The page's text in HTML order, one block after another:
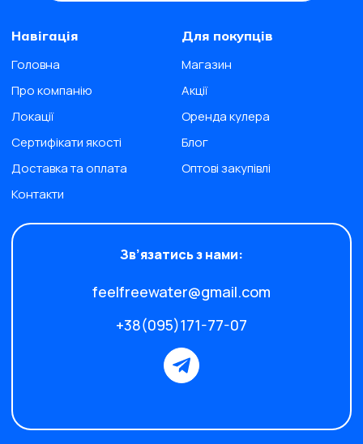
Навігація
Головна
Про компанію
Локації
Сертифікати якості
Доставка та оплата
Контакти
Для покупців
Магазин
Акції
Оренда кулера
Блог
Оптові закупівлі
Зв’язатись з нами:
feelfreewater@gmail.com
+38(095)171-77-07